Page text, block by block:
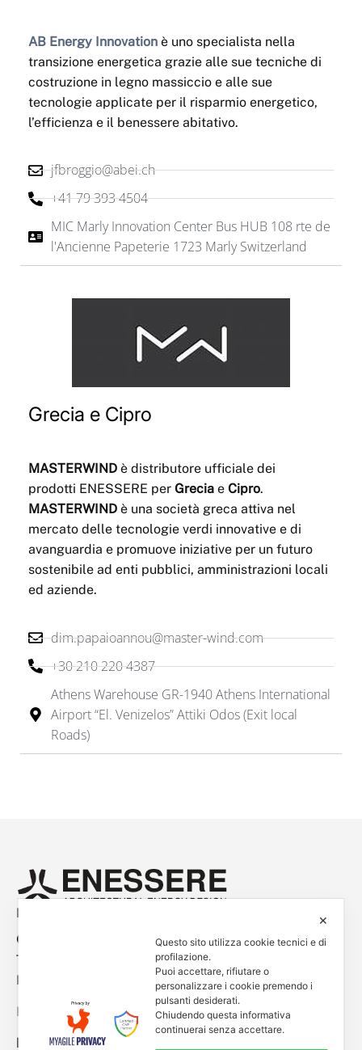
AB Energy Innovation è uno specialista nella
transizione energetica grazie alle sue tecniche di
costruzione in legno massiccio e alle sue
tecnologie applicate per il risparmio energetico,
l’efficienza e il benessere abitativo.
jfbroggio@abei.ch
+41 79 393 4504
MIC Marly Innovation Center Bus HUB 108 rte de
l'Ancienne Papeterie 1723 Marly Switzerland
Grecia e Cipro
MASTERWIND è distributore ufficiale dei
prodotti ENESSERE per Grecia e Cipro.
MASTERWIND è una società greca attiva nel
mercato delle tecnologie verdi innovative e di
avanguardia e promuove iniziative per un futuro
sostenibile ad enti pubblici, amministrazioni locali
ed aziende.
dim.papaioannou@master-wind.com
+30 210 220 4387
Athens Warehouse GR-1940 Athens International
Airport “El. Venizelos” Attiki Odos (Exit local
Roads)
Empowered by
Contacts
Tel. +39 0444 401001
E-mail: info@enessere.com
Legal Notes, Privacy, Cookies
ENESSERE S.r.l.
✕
Questo sito utilizza cookie tecnici e di
profilazione.
Puoi accettare, rifiutare o
personalizzare i cookie premendo i
pulsanti desiderati.
Chiudendo questa informativa
continuerai senza accettare.